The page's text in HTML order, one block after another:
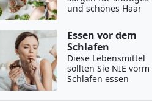
und schönes Haar
Essen vor dem
Schlafen
Diese Lebensmittel
sollten Sie NIE vorm
Schlafen essen